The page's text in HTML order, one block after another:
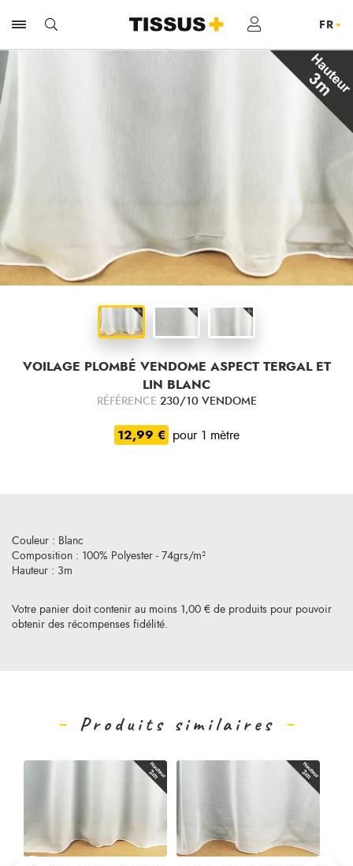
VOILAGE PLOMBÉ VENDOME ASPECT TERGAL ET
LIN BLANC
RÉFÉRENCE 230/10 VENDOME
12,99 € pour 1 mètre
Votre panier doit contenir au moins 1,00 € de produits pour pouvoir
obtenir des récompenses fidélité.
Couleur : Blanc
Composition : 100% Polyester - 74grs/m²
Hauteur : 3m
Produits similaires